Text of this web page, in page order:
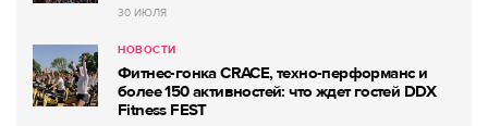
30 ИЮЛЯ
НОВОСТИ
Фитнес-гонка CRACE, техно-перформанс и
более 150 активностей: что ждет гостей DDX
Fitness FEST